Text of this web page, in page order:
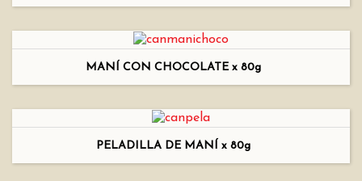
MANÍ CON CHOCOLATE x 80g
PELADILLA DE MANÍ x 80g